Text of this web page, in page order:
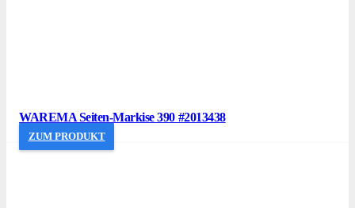
WAREMA Seiten-Markise 390 #2013438
ZUM PRODUKT